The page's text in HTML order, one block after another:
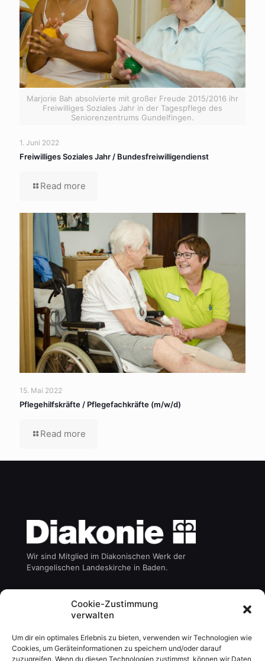
Cookie-Zustimmung
verwalten
Um dir ein optimales Erlebnis zu bieten, verwenden wir Technologien wie
Cookies, um Geräteinformationen zu speichern und/oder darauf
zuzugreifen. Wenn du diesen Technologien zustimmst, können wir Daten
Marjorie Bah absolvierte mit großer Freude 2015/2016 ihr
Freiwilliges Soziales Jahr in der Tagespflege des
Seniorenzentrums Gundelfingen.
1. Juni 2022
Freiwilliges Soziales Jahr / Bundesfreiwilligendienst
Read more
15. Mai 2022
Pflegehilfskräfte / Pflegefachkräfte (m/w/d)
Read more
Wir sind Mitglied im Diakonischen Werk der
Evangelischen Landeskirche in Baden.